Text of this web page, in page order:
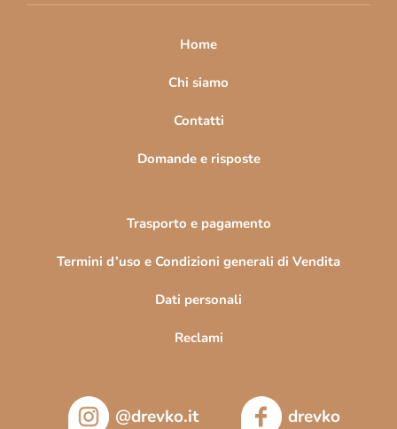
Home
Chi siamo
Contatti
Domande e risposte
Trasporto e pagamento
Termini d’uso e Condizioni generali di Vendita
Dati personali
Reclami
@drevko.it drevko